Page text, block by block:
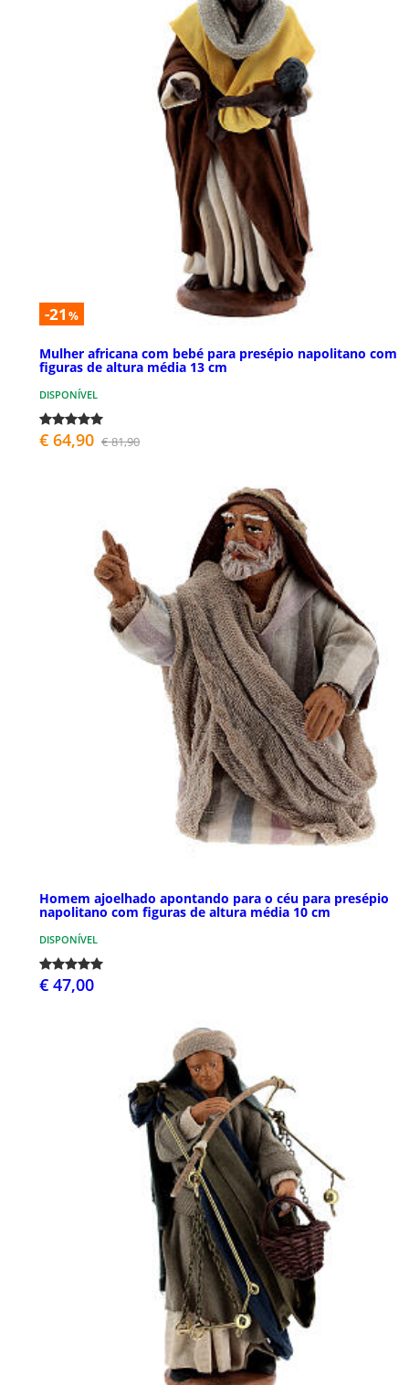
-21 %
Mulher africana com bebé para presépio napolitano com
figuras de altura média 13 cm
DISPONÍVEL
€ 64,90 € 81,90
Homem ajoelhado apontando para o céu para presépio
napolitano com figuras de altura média 10 cm
DISPONÍVEL
€ 47,00